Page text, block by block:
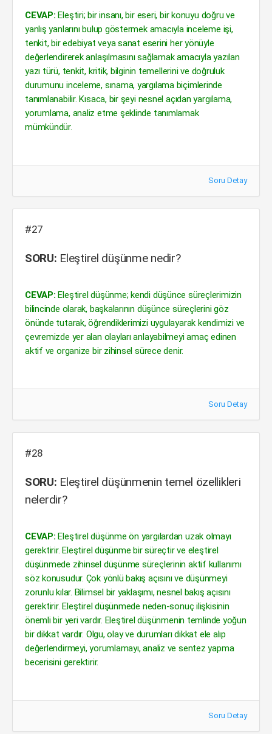
CEVAP: Eleştiri; bir insanı, bir eseri, bir konuyu doğru ve
yanlış yanlarını bulup göstermek amacıyla inceleme işi,
tenkit, bir edebiyat veya sanat eserini her yönüyle
değerlendirerek anlaşılmasını sağlamak amacıyla yazılan
yazı türü, tenkit, kritik, bilginin temellerini ve doğruluk
durumunu inceleme, sınama, yargılama biçimlerinde
tanımlanabilir. Kısaca, bir şeyi nesnel açıdan yargılama,
yorumlama, analiz etme şeklinde tanımlamak
mümkündür.
Soru Detay
#27
SORU: Eleştirel düşünme nedir?
CEVAP: Eleştirel düşünme; kendi düşünce süreçlerimizin
bilincinde olarak, başkalarının düşünce süreçlerini göz
önünde tutarak, öğrendiklerimizi uygulayarak kendimizi ve
çevremizde yer alan olayları anlayabilmeyi amaç edinen
aktif ve organize bir zihinsel sürece denir.
Soru Detay
#28
SORU: Eleştirel düşünmenin temel özellikleri
nelerdir?
CEVAP: Eleştirel düşünme ön yargılardan uzak olmayı
gerektirir. Eleştirel düşünme bir süreçtir ve eleştirel
düşünmede zihinsel düşünme süreçlerinin aktif kullanımı
söz konusudur. Çok yönlü bakış açısını ve düşünmeyi
zorunlu kılar. Bilimsel bir yaklaşımı, nesnel bakış açısını
gerektirir. Eleştirel düşünmede neden-sonuç ilişkisinin
önemli bir yeri vardır. Eleştirel düşünmenin temlinde yoğun
bir dikkat vardır. Olgu, olay ve durumları dikkat ele alıp
değerlendirmeyi, yorumlamayı, analiz ve sentez yapma
becerisini gerektirir.
Soru Detay